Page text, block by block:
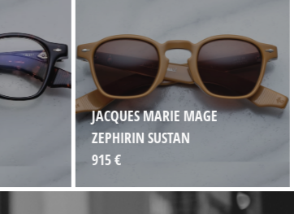
JACQUES MARIE MAGE
ZEPHIRIN SUSTAN
915 €